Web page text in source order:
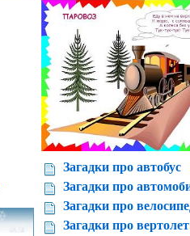
Загадки про автобус
Загадки про
Загадки про
Загадки про вертолет